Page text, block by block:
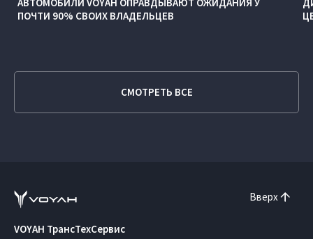
ПОЧТИ 90% СВОИХ ВЛАДЕЛЬЦЕВ
СМОТРЕТЬ ВСЕ
Вверх
VOYAH ТрансТехСервис